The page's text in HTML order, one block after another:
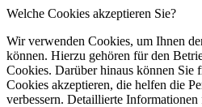
Welche Cookies akzeptieren Sie?
Wir verwenden Cookies, um Ihnen
können. Hierzu gehören für den
Cookies. Darüber hinaus können Sie
Cookies akzeptieren, die helfen die
verbessern. Detaillierte Informationen